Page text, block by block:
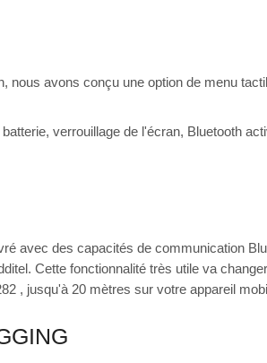
avons conçu une option de menu
verrouillage de l'écran, Bluetooth
avec des capacités de communication
Cette fonctionnalité très utile va
, jusqu'à 20 mètres sur votre appareil